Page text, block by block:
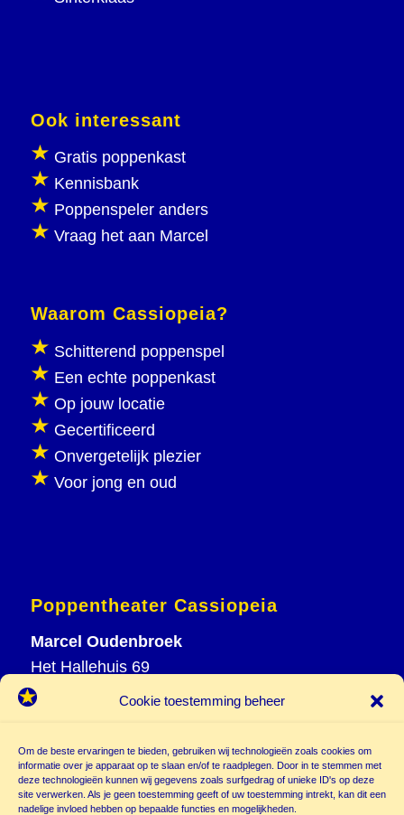
Cookie toestemming beheer
Om de beste ervaringen te bieden, gebruiken wij technologieën zoals cookies om
informatie over je apparaat op te slaan en/of te raadplegen. Door in te stemmen met
deze technologieën kunnen wij gegevens zoals surfgedrag of unieke ID's op deze
site verwerken. Als je geen toestemming geeft of uw toestemming intrekt, kan dit een
nadelige invloed hebben op bepaalde functies en mogelijkheden.
Ook interessant
Gratis poppenkast
Kennisbank
Poppenspeler anders
Vraag het aan Marcel
Waarom Cassiopeia?
Schitterend poppenspel
Een echte poppenkast
Op jouw locatie
Gecertificeerd
Onvergetelijk plezier
Voor jong en oud
Poppentheater Cassiopeia
Marcel Oudenbroek
Het Hallehuis 69
3823 VH Amersfoort
M 06 20 26 94 61
info@
poppentheatercassiopeia.nl